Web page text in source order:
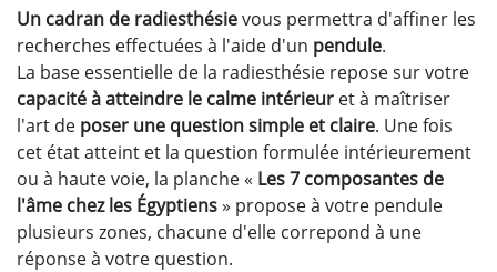
Un cadran de radiesthésievous permettra d'affiner les
recherches effectuées à l'aide d'un pendule.
La base essentielle de la radiesthésie repose sur votre
capacité à atteindre le calme intérieur et à maîtriser
l'art de poser une question simple et claire. Une fois
cet état atteint et la question formulée intérieurement
ou à haute voie, la planche « Les 7 composantes de
l'âme chez les Égyptiens» propose à votre pendule
plusieurs zones, chacune d'elle correpond à une
réponse à votre question.